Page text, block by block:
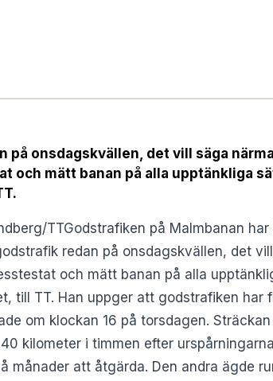
på onsdagskvällen, det vill säga
och mätt banan på alla upptänkliga
TTGodstrafiken på Malmbanan
redan på onsdagskvällen, det
och mätt banan på alla
till TT. Han uppger att godstrafiken har
om klockan 16 på torsdagen.
kilometer i timmen efter
månader att åtgärda. Den andra ägde